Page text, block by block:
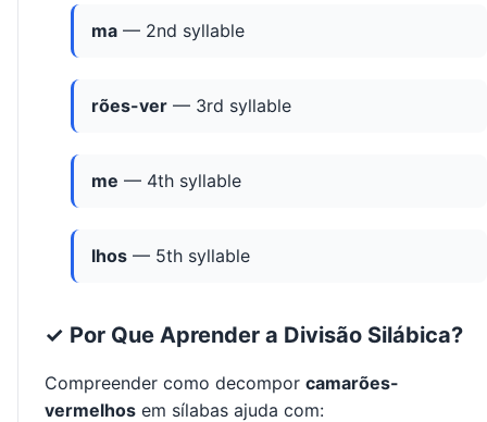
ma — 2nd syllable
rões-ver — 3rd syllable
me — 4th syllable
lhos — 5th syllable
✓ Por Que Aprender a Divisão Silábica?
Compreender como decompor camarões-
vermelhos em sílabas ajuda com: